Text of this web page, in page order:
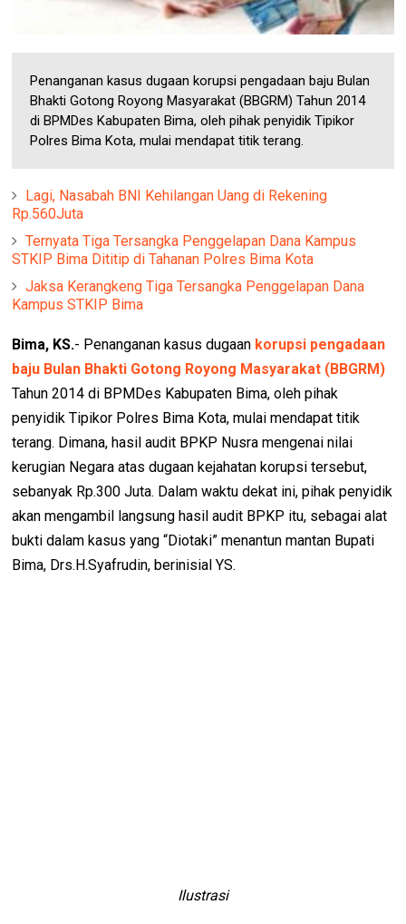
Penanganan kasus dugaan korupsi pengadaan baju Bulan
Bhakti Gotong Royong Masyarakat (BBGRM) Tahun 2014
di BPMDes Kabupaten Bima, oleh pihak penyidik Tipikor
Polres Bima Kota, mulai mendapat titik terang.
Lagi, Nasabah BNI Kehilangan Uang di Rekening
Rp.560Juta
Ternyata Tiga Tersangka Penggelapan Dana Kampus
STKIP Bima Dititip di Tahanan Polres Bima Kota
Jaksa Kerangkeng Tiga Tersangka Penggelapan Dana
Kampus STKIP Bima
Bima, KS.- Penanganan kasus dugaan korupsi pengadaan
baju Bulan Bhakti Gotong Royong Masyarakat (BBGRM)
Tahun 2014 di BPMDes Kabupaten Bima, oleh pihak
penyidik Tipikor Polres Bima Kota, mulai mendapat titik
terang. Dimana, hasil audit BPKP Nusra mengenai nilai
kerugian Negara atas dugaan kejahatan korupsi tersebut,
sebanyak Rp.300 Juta. Dalam waktu dekat ini, pihak penyidik
akan mengambil langsung hasil audit BPKP itu, sebagai alat
bukti dalam kasus yang “Diotaki” menantun mantan Bupati
Bima, Drs.H.Syafrudin, berinisial YS.
Ilustrasi